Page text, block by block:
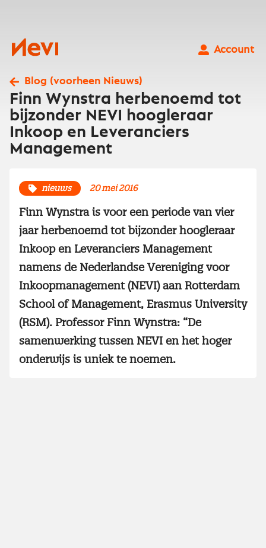
Nevi
Account
Blog (voorheen Nieuws)
Finn Wynstra herbenoemd tot
bijzonder NEVI hoogleraar
Inkoop en Leveranciers
Management
nieuws 20 mei 2016
Finn Wynstra is voor een periode van vier
jaar herbenoemd tot bijzonder hoogleraar
Inkoop en Leveranciers Management
namens de Nederlandse Vereniging voor
Inkoopmanagement (NEVI) aan Rotterdam
School of Management, Erasmus University
(RSM). Professor Finn Wynstra: “De
samenwerking tussen NEVI en het hoger
onderwijs is uniek te noemen.